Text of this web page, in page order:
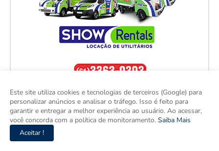
Este site utiliza cookies e tecnologias de terceiros (Google) para
personalizar anúncios e analisar o tráfego. Isso é feito para
garantir e entregar a melhor experiência ao usuário. Ao acessar,
você concorda com a política de monitoramento. Saiba Mais
Aceitar !